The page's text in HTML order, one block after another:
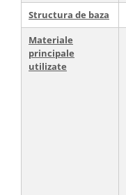
Structura de baza
Materiale
principale
utilizate